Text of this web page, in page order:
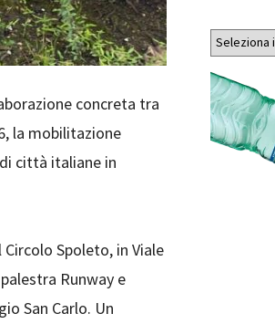
concreta tra
la mobilitazione
città italiane in
Spoleto, in Viale
Runway e
San Carlo. Un
Archivi